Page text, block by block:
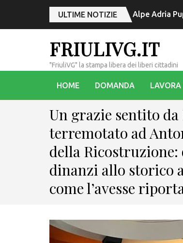
ULTIME NOTIZIE Le (Serre,
FRIULIVG.IT
"FriuliVG" la stampa libera dei liberi cittadini
HOME DOMANDA LAVORA
Un grazie sentito
terremotato ad
della
dinanzi allo storico
come l’avesse